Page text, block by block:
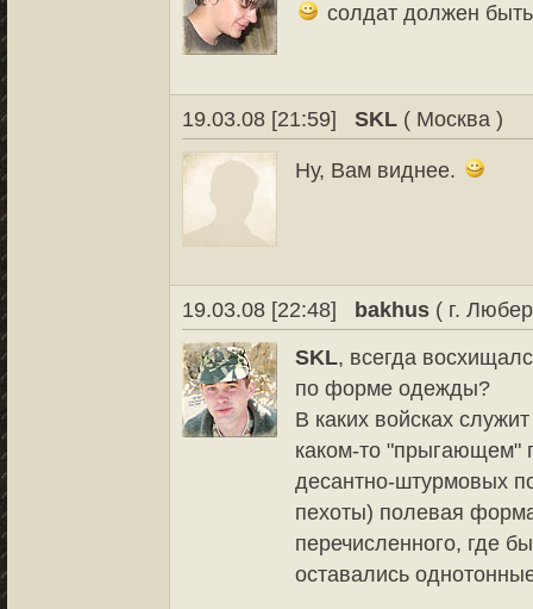
солдат должен
19.03.08 [21:59] SKL ( Москва )
Ну, Вам виднее.
19.03.08 [22:48] bakhus ( г.
SKL, всегда
по форме одежды?
В каких войсках
каком-то
десантно-штурмовых
пехоты) полевая
перечисленного, где
оставались